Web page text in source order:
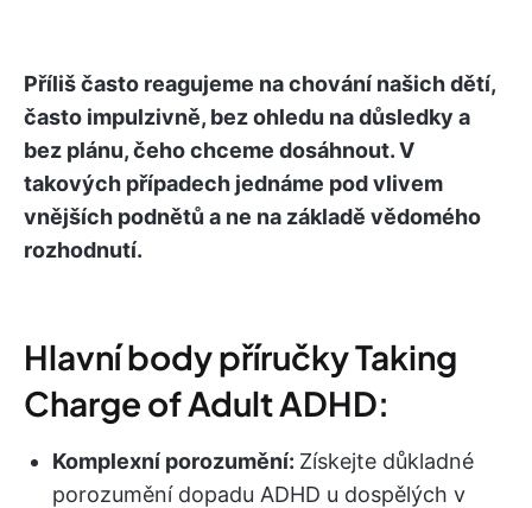
Příliš často reagujeme na chování našich dětí,
často impulzivně, bez ohledu na důsledky a
bez plánu, čeho chceme dosáhnout. V
takových případech jednáme pod vlivem
vnějších podnětů a ne na základě vědomého
rozhodnutí.
Hlavní body příručky Taking
Charge of Adult ADHD:
Komplexní porozumění: Získejte důkladné
porozumění dopadu ADHD u dospělých v